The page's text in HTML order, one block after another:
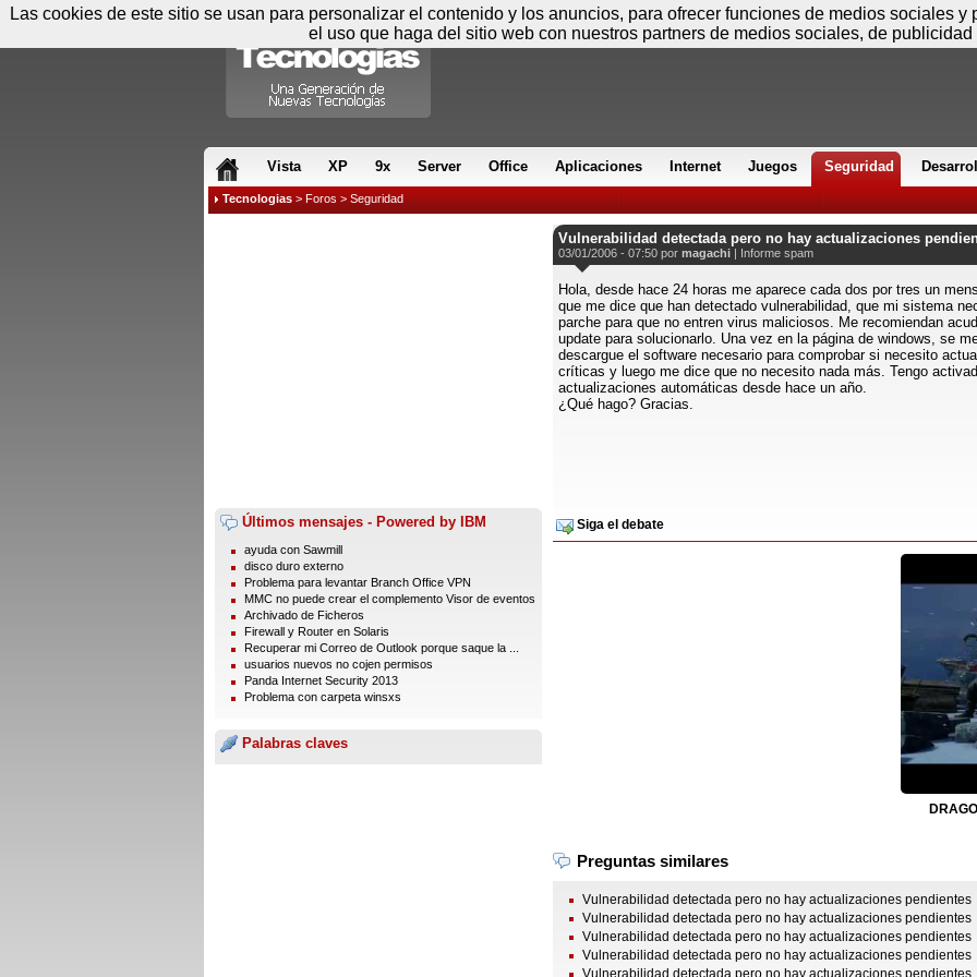
Vista XP 9x Server Office Aplicaciones Internet Juegos Seguridad
Tecnologias > Foros > Seguridad
Últimos mensajes - Powered by IBM
ayuda con Sawmill
disco duro externo
Problema para levantar Branch Office VPN
MMC no puede crear el complemento Visor de eventos
Archivado de Ficheros
Firewall y Router en Solaris
Recuperar mi Correo de Outlook porque saque la ...
usuarios nuevos no cojen permisos
Panda Internet Security 2013
Problema con carpeta winsxs
Palabras claves
Vulnerabilidad detectada pero no hay actualizaciones
03/01/2006 - 07:50 por magachi | Informe spam
Hola, desde hace 24 horas me aparece cada dos por tres un
que me dice que han detectado vulnerabilidad, que mi sistema
parche para que no entren virus maliciosos. Me recomiendan
update para solucionarlo. Una vez en la página de windows, se
descargue el software necesario para comprobar si necesito
críticas y luego me dice que no necesito nada más. Tengo
actualizaciones automáticas desde hace un año.
¿Qué hago? Gracias.
Siga el debate
Preguntas similares
Vulnerabilidad detectada pero no hay actualizaciones pendientes
Vulnerabilidad detectada pero no hay actualizaciones pendientes
Vulnerabilidad detectada pero no hay actualizaciones pendientes
Vulnerabilidad detectada pero no hay actualizaciones pendientes
Vulnerabilidad detectada pero no hay actualizaciones pendientes
Las cookies de este sitio se usan para personalizar el contenido y los anuncios, para ofrecer funciones de medios sociales
el uso que haga del sitio web con nuestros partners de medios sociales, de